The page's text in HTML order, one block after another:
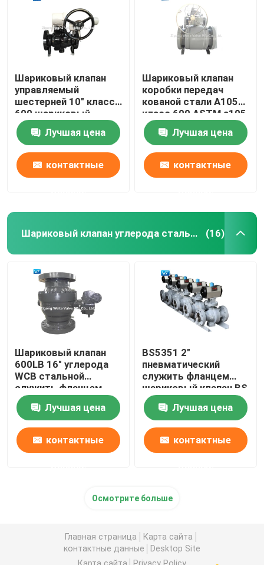
Шариковый клапан
управляемый
шестерней 10" класса
600 шариковый
клапан углерода WCB
стальнойЛучшая цена
контактные
Шариковый клапан
коробки передач
кованой стали A105
класс 600 ASTM a105
16 дюймов
Лучшая цена
контактные
Шариковый клапан углерода стальной служить фланцем (16)
Шариковый клапан
600LB 16" углерода
WCB стальной
служить фланцем
шариковые клапаны
большого диаметра
Лучшая цена
контактные
BS5351 2"
пневматический
служить фланцем
шариковый клапан BS
5351 класса 600
шарикового клапана с
распределительной
коробкой предела
Лучшая цена
контактные
Осмотрите больше
Главная страница
Карта сайта
контактные данные
Desktop Site
Карта сайта
Privacy Policy